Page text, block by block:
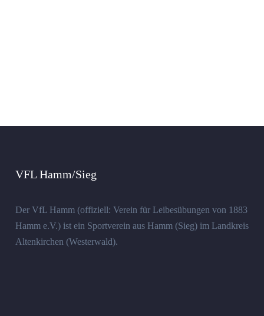
VFL Hamm/Sieg
Der VfL Hamm (offiziell: Verein für Leibesübungen von 1883
Hamm e.V.) ist ein Sportverein aus Hamm (Sieg) im Landkreis
Altenkirchen (Westerwald).